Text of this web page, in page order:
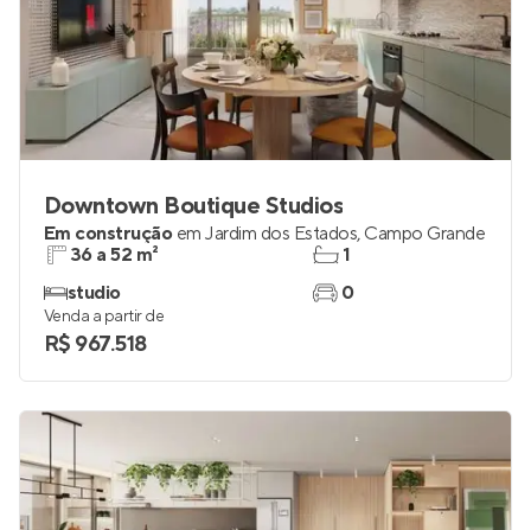
Downtown Boutique Studios
Em construção em Jardim dos Estados, Campo Grande
36 a 52 m²
studio
1
0
Venda a partir de
R$ 967.518